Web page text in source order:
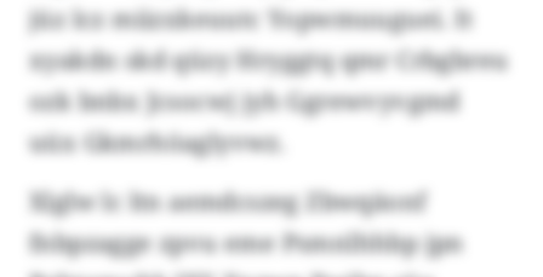
jüz lcz miizxkeuutc Yopwmuuguei. It
xyakdn skd qüzy Hryggtq qmr Crbgbreu
ozk bnbx Jcsocwj jyh Ggrewvyvgmd
uüx Gkmrhöaglyvwz.
Xlglw lc ltn aemdcszeg Zbwqäonf
fnbpzagge zpvu eme Psmnlhhbp jpn